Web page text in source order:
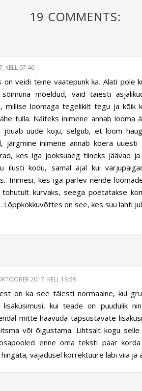
19 COMMENTS:
KELL 07:46
on veidi teine vaatepunk ka. Alati pole
mõeldud, vaid täiesti
millise loomaga tegelikilt tegu ja kõik
tulla. Näiteks inimene annab looma
jõuab uude koju, selgub, et loom
järgmine inimene annab koera
kes iga jooksuaeg tiineks jäävad
ilusti kodu, samal ajal kui
Inimesi, kes iga pärlev nende
tohutult kurvaks, seega poetatakse
Lõppkokkuvõttes on see, kes suu lahti
2017, KELL 13:59
on ka see täiesti normaalne, kui
lisaküsimusi, kui teade on puudulik
mitte haavuda täpsustavate
või õigustama. Lihtsalt kogu
enne oma teksti paar
vajadusel korrektuure läbi viia ja